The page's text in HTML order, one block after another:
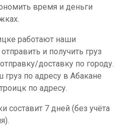
время и деньги
работают наши
и получить груз
доставку по городу.
по адресу в Абакане
по адресу.
составит 7 дней (без учёта